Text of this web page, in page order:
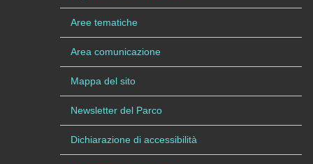
Aree tematiche
Area comunicazione
Mappa del sito
Newsletter del Parco
Dichiarazione di accessibilità